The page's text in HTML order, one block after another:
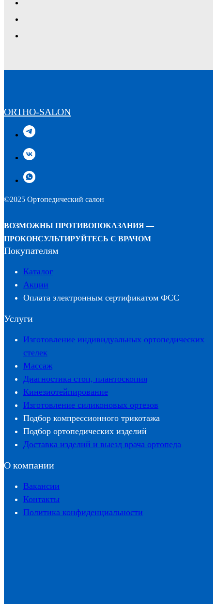
ORTHO-SALON
©2025 Ортопедический салон
ВОЗМОЖНЫ ПРОТИВОПОКАЗАНИЯ —
ПРОКОНСУЛЬТИРУЙТЕСЬ С ВРАЧОМ
Покупателям
Каталог
Акции
Оплата электронным сертификатом ФСС
Услуги
Изготовление индивидуальных ортопедических
стелек
Массаж
Диагностика стоп, плантоскопия
Кинезиотейпирование
Изготовление силиконовых ортезов
Подбор компрессионного трикотажа
Подбор ортопедических изделий
Доставка изделий и выезд врача ортопеда
О компании
Вакансии
Контакты
Политика конфиденциальности